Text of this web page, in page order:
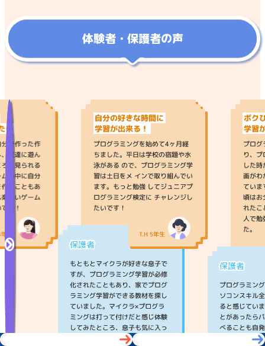
体験者・保護者の声